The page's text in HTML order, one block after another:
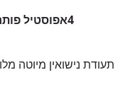
אפוסטיל פותר
תעודת נישואין מיוטה